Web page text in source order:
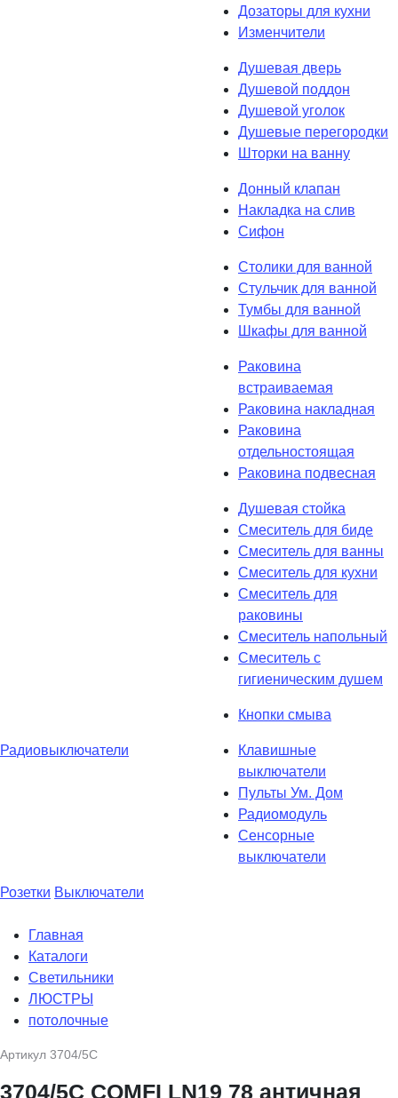
Дозаторы для кухни
Изменчители
Душевая дверь
Душевой поддон
Душевой уголок
Душевые перегородки
Шторки на ванну
Донный клапан
Накладка на слив
Сифон
Столики для ванной
Стульчик для ванной
Тумбы для ванной
Шкафы для ванной
Раковина
встраиваемая
Раковина накладная
Раковина
отдельностоящая
Раковина подвесная
Душевая стойка
Смеситель для биде
Смеситель для ванны
Смеситель для кухни
Смеситель для
раковины
Смеситель напольный
Смеситель с
гигиеническим душем
Кнопки смыва
Радиовыключатели
Клавишные
выключатели
Пульты Ум. Дом
Радиомодуль
Сенсорные
выключатели
Розетки Выключатели
Главная
Каталоги
Светильники
ЛЮСТРЫ
потолочные
Артикул 3704/5C
3704/5C COMFI LN19 78 античная